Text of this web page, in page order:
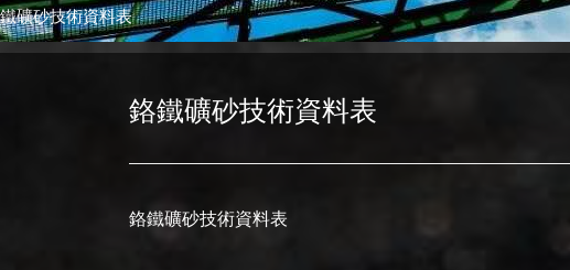
礦砂技術資料表
鉻鐵礦砂技術資料表
鉻鐵礦砂技術資料表